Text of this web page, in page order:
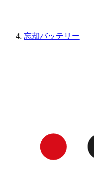
忘却バッテリー